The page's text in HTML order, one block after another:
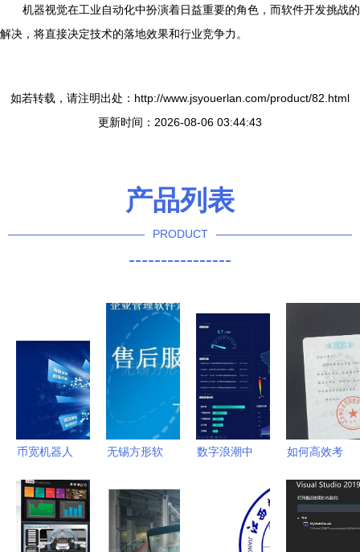
机器视觉在工业自动化中扮演着日益重要的角色，而软件开发挑战的
解决，将直接决定技术的落地效果和行业竞争力。
如若转载，请注明出处：http://www.jsyouerlan.com/product/82.html
更新时间：2026-08-06 03:44:43
产品列表
PRODUCT
----------------
币宽机器人
APP软件开
发技术方案
无锡方形软
理软件产品
与技术开发
服务概览
数字浪潮中
技集团如何
以软件技术
如何高效考
开发工程师
证书 策略